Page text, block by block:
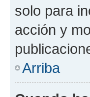
solo para
acción y
Arriba